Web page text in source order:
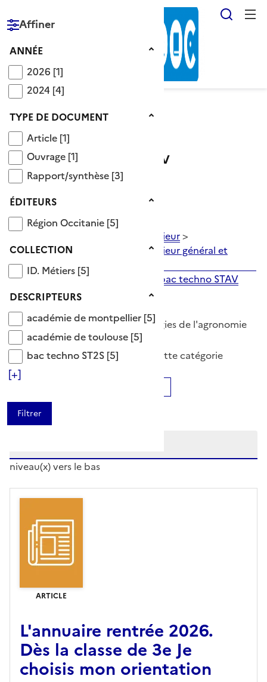
FRANÇAISE
Affiner
Année
ANNÉE
20262026 [1]
20242024 [4]
Type de document
TYPE DE DOCUMENT
ArticleArticle [1]
Ouvrage
Ouvrage [1]
Rapport/synthèse
Rapport/synthèse [3]
Éditeurs
ÉDITEURS
Région Occitanie
Région Occitanie [5]
Collection
COLLECTION
ID. Métiers
ID. Métiers [5]
Descripteurs
DESCRIPTEURS
académie de montpellier
académie de montpellier [5]
académie de toulouse
académie de toulouse [5]
bac techno ST2S
bac techno ST2S [5]
[+]
Catégorie bac techno STAV
Système éducatif français
diplôme de l'enseignement
diplôme de l'enseignement supérieur>
diplôme de l'enseignement supérieur général et
technologique
>baccalauréat technologique bac techno STAV
Synonyme(s)
bac techno sciences et technologies de l'agronomie
et du vivant
5 Documents disponibles dans cette catégorie
Tris disponibles (Ouverture d'une modale)
Affiner la recherche
Etendre la recherche sur
niveau(x) vers le bas
ARTICLE
L'annuaire rentrée 2026.
Dès la classe de 3e Je
choisis mon orientation